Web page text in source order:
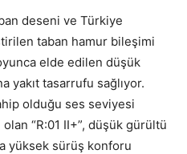
deseni ve Türkiye
taban hamur bileşimi
elde edilen düşük
yakıt tasarrufu sağlıyor.
olduğu ses seviyesi
“R:01 II+”, düşük gürültü
yüksek sürüş konforu